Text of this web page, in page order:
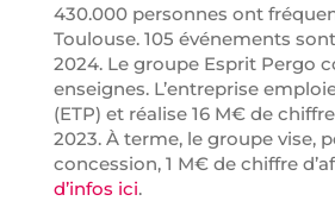
430.000 personnes ont
Toulouse. 105 événements
2024. Le groupe Esprit Pergo
enseignes. L’entreprise
(ETP) et réalise 16 M€ de
2023. À terme, le groupe vise,
concession, 1 M€ de chiffre
d’infos ici.